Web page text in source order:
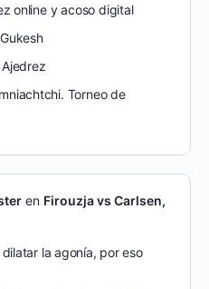
online y acoso digital
Torneo de
en Firouzja vs Carlsen,
la agonía, por eso